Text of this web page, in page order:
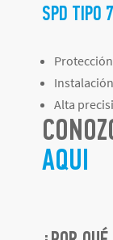
SPD TIPO
Alta
AQUI